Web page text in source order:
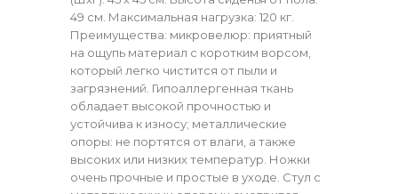
49 см. Максимальная нагрузка: 120 кг.
Преимущества: микровелюр: приятный
на ощупь материал с коротким ворсом,
который легко чистится от пыли и
загрязнений. Гипоаллергенная ткань
обладает высокой прочностью и
устойчива к износу; металлические
опоры: не портятся от влаги, а также
высоких или низких температур. Ножки
очень прочные и простые в уходе. Стул с